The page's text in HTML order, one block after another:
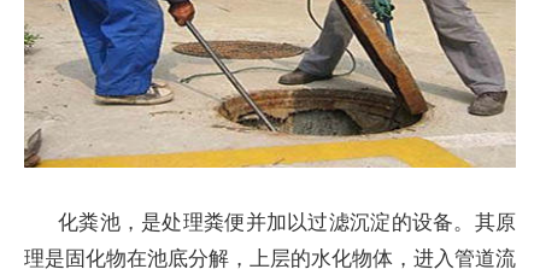
化粪池，是处理粪便并加以过滤沉淀的设备。其原
理是固化物在池底分解，上层的水化物体，进入管道流